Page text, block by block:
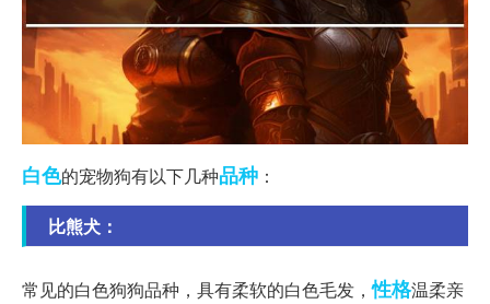
白色的宠物狗有以下几种品种 ：
比熊犬：
常见的白色狗狗品种，具有柔软的白色毛发，性格温柔亲